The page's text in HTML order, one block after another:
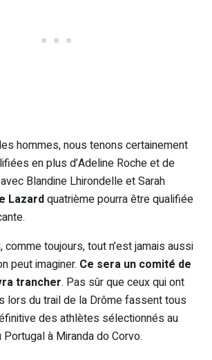
hommes, nous tenons certainement
en plus d’Adeline Roche et de
Blandine Lhirondelle et Sarah
Lazardquatrième pourra être qualifiée
comme toujours, tout n’est jamais aussi
peut imaginer. Ce sera un comité de
trancher. Pas sûr que ceux qui ont
lors du trail de la Drôme fassent tous
des athlètes sélectionnés au
à Miranda do Corvo.